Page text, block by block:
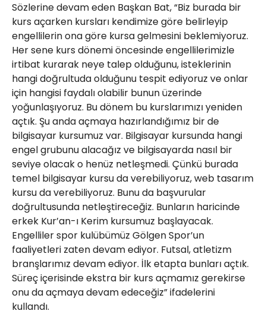
Sözlerine devam eden Başkan Bat, “Biz burada bir
kurs açarken kursları kendimize göre belirleyip
engellilerin ona göre kursa gelmesini beklemiyoruz.
Her sene kurs dönemi öncesinde engellilerimizle
irtibat kurarak neye talep olduğunu, isteklerinin
hangi doğrultuda olduğunu tespit ediyoruz ve onlar
için hangisi faydalı olabilir bunun üzerinde
yoğunlaşıyoruz. Bu dönem bu kurslarımızı yeniden
açtık. Şu anda açmaya hazırlandığımız bir de
bilgisayar kursumuz var. Bilgisayar kursunda hangi
engel grubunu alacağız ve bilgisayarda nasıl bir
seviye olacak o henüz netleşmedi. Çünkü burada
temel bilgisayar kursu da verebiliyoruz, web tasarım
kursu da verebiliyoruz. Bunu da başvurular
doğrultusunda netleştireceğiz. Bunların haricinde
erkek Kur’an-ı Kerim kursumuz başlayacak.
Engelliler spor kulübümüz Gölgen Spor’un
faaliyetleri zaten devam ediyor. Futsal, atletizm
branşlarımız devam ediyor. İlk etapta bunları açtık.
Süreç içerisinde ekstra bir kurs açmamız gerekirse
onu da açmaya devam edeceğiz” ifadelerini
kullandı.